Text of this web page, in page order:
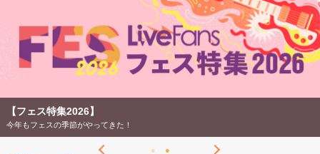
【フェス特集2026】
今年もフェスの季節がやってきた！